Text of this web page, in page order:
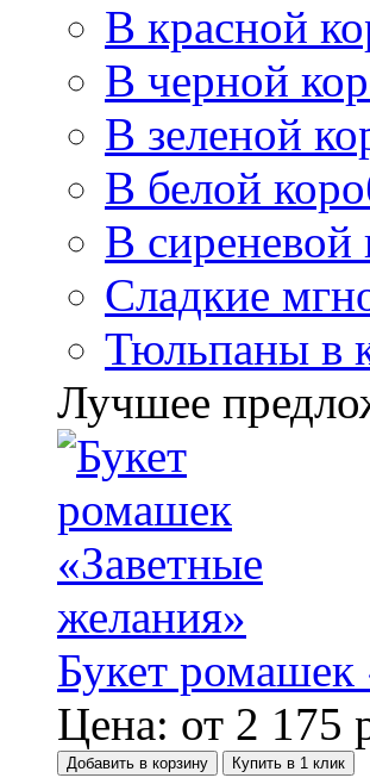
В красной
В черной
В зеленой
В белой
В сиреневой
Сладкие
Тюльпаны в
Лучшее
Букет ромашек
Цена: от 2 175
Добавить в корзину Купить в 1 клик